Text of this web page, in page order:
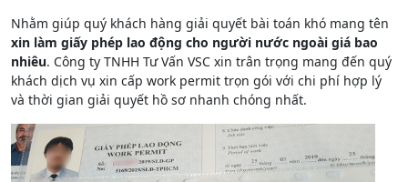
Nhằm giúp quý khách hàng giải quyết bài toán khó mang tên
xin làm giấy phép lao động cho người nước ngoài giá bao
nhiêu. Công ty TNHH Tư Vấn VSC xin trân trọng mang đến quý
khách dịch vụ xin cấp work permit trọn gói với chi phí hợp lý
và thời gian giải quyết hồ sơ nhanh chóng nhất.